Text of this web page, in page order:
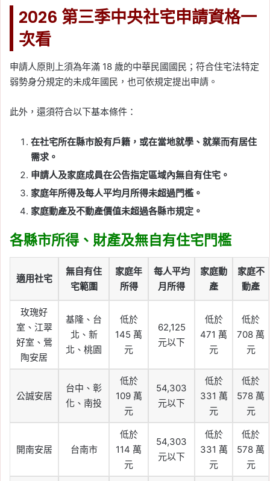
2026 第三季中央社宅申請資格一
次看
申請人原則上須為年滿 18 歲的中華民國國民；符合住宅法特定
弱勢身分規定的未成年國民，也可依規定提出申請。
此外，還須符合以下基本條件：
在社宅所在縣市設有戶籍，或在當地就學、就業而有居住
需求。
申請人及家庭成員在公告指定區域內無自有住宅。
家庭年所得及每人平均月所得未超過門檻。
家庭動產及不動產價值未超過各縣市規定。
各縣市所得、財產及無自有住宅門檻
適用社宅
無自有住
宅範圍
家庭年
所得
每人平均
月所得
家庭動
產
家庭不
動產
玫瑰好
室、江翠
好室、鶯
陶安居
基隆、台
北、新
北、桃園
低於
145 萬
元
62,125
元以下
低於
471 萬
元
低於
708 萬
元
公誠安居
台中、彰
化、南投
低於
109 萬
元
54,303
元以下
低於
331 萬
元
低於
578 萬
元
開南安居 台南市
低於
114 萬
元
54,303
元以下
低於
331 萬
元
低於
578 萬
元